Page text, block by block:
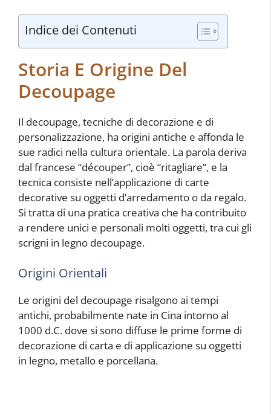
Indice dei Contenuti
Storia E Origine Del
Decoupage
Il decoupage, tecniche di decorazione e di
personalizzazione, ha origini antiche e affonda le
sue radici nella cultura orientale. La parola deriva
dal francese “découper”, cioè “ritagliare”, e la
tecnica consiste nell’applicazione di carte
decorative su oggetti d’arredamento o da regalo.
Si tratta di una pratica creativa che ha contribuito
a rendere unici e personali molti oggetti, tra cui gli
scrigni in legno decoupage.
Origini Orientali
Le origini del decoupage risalgono ai tempi
antichi, probabilmente nate in Cina intorno al
1000 d.C. dove si sono diffuse le prime forme di
decorazione di carta e di applicazione su oggetti
in legno, metallo e porcellana.